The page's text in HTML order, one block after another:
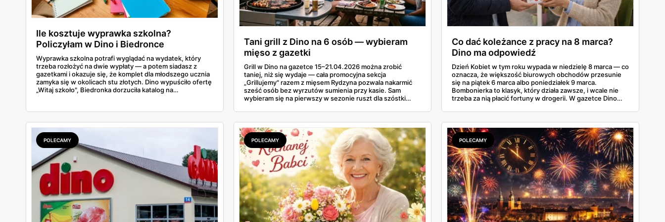
Ile kosztuje wyprawka szkolna?
Policzyłam w Dino i Biedronce
Wyprawka szkolna potrafi wyglądać na wydatek, który
trzeba rozłożyć na dwie wypłaty — a potem siadasz z
gazetkami i okazuje się, że komplet dla młodszego ucznia
zamyka się w okolicach stu złotych. Dino wypuściło ofertę
„Witaj szkoło", Biedronka dorzuciła katalog na
piórniki, plecaki, farby, kleje. Poniżej cała lista przyborów
szkolnych z cenami i terminami.
Tani grill z Dino na 6 osób — wybieram
mięso z gazetki
Grill w Dino na gazetce 15–21.04.2026 można zrobić
taniej, niż się wydaje — cała promocyjna sekcja
„Grillujemy" razem z mięsem Rydzyna pozwala nakarmić
sześć osób bez wyrzutów sumienia przy kasie. Sam
wybieram się na pierwszy w sezonie ruszt dla szóstki
porannej kawie. Kiełbasa Biesiadna za 11,99 zł,
marynowane udko z kurczaka po 15,99 zł za kilogram,
szynka wykwintna Rydzyna po 37,99. Sprawdzam, co
naprawdę wchodzi do koszyka, a co lepiej zostawić na
półce.
Co dać koleżance z pracy na 8 marca?
Dino ma odpowiedź
Dzień Kobiet w tym roku wypada w niedzielę 8 marca — co
oznacza, że większość biurowych obchodów przesunie
się na piątek 6 marca albo poniedziałek 9 marca.
Bombonierka to klasyk, który działa zawsze, i wcale nie
trzeba za nią płacić fortuny w drogerii. W gazetce Dino
Rocher, Lindora i kilka innych markowych propozycji w
cenach, które robią różnicę. Zdążysz spokojnie — masz
cały tydzień.
POLECAMY POLECAMY POLECAMY